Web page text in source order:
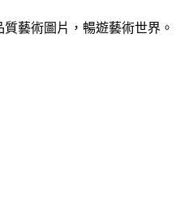
藝術圖片，暢遊藝術世界。